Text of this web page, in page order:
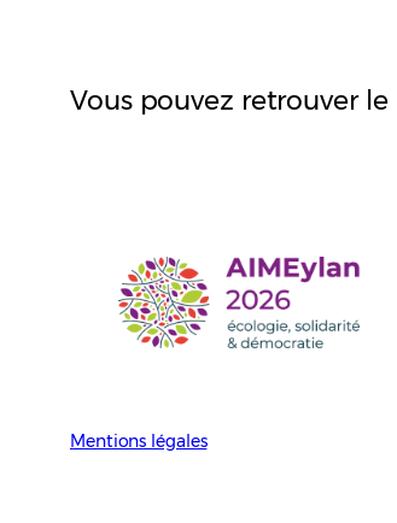
Vous pouvez retrouver le
Mentions légales